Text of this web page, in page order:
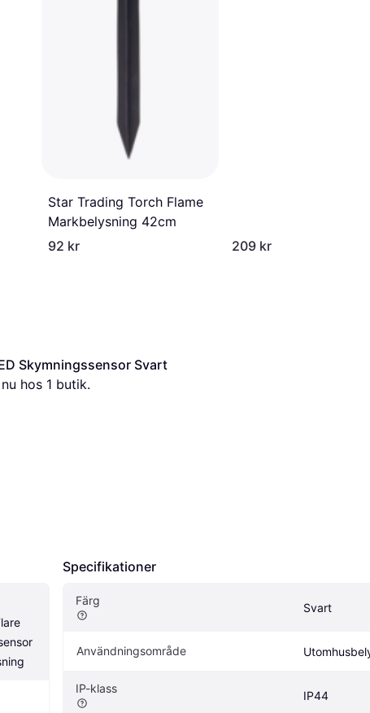
Star Trading Torch Flame
Markbelysning 42cm
92 kr
209 kr
Skymningssensor Svart
hos 1 butik.
Specifikationer
Färg
Svart
Användningsområde
IP-klass
IP44